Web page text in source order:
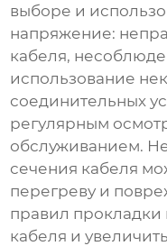
выборе и
напряжение:
кабеля,
использование
соединительных
регулярным
обслуживанием.
сечения кабеля
перегреву и
правил прокладки
кабеля и